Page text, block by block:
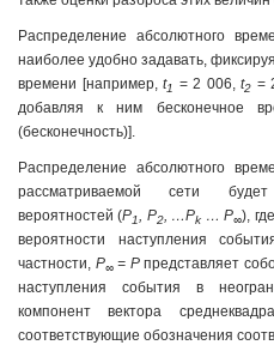
Распределение абсолютного
наиболее удобно задавать,
времени [например,t1 = 2 006,t2 =
добавляя к ним бесконечное
(бесконечность)].
Распределение абсолютного
рассматриваемой сети будет
вероятностей (P1, P2, …Pk … P∞),
вероятности наступления
частности, P∞= Pпредставляет
наступления события в
компонент вектора
соответствующие обозначения